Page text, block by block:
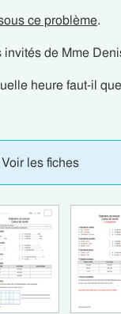
ce problème.
invités de Mme
heure faut-il
Voir les fiches